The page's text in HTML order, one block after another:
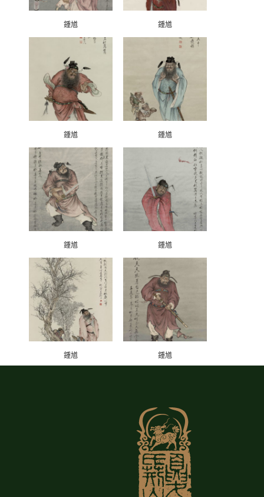
鍾馗 鍾馗
鍾馗 鍾馗
鍾馗 鍾馗
鍾馗 鍾馗